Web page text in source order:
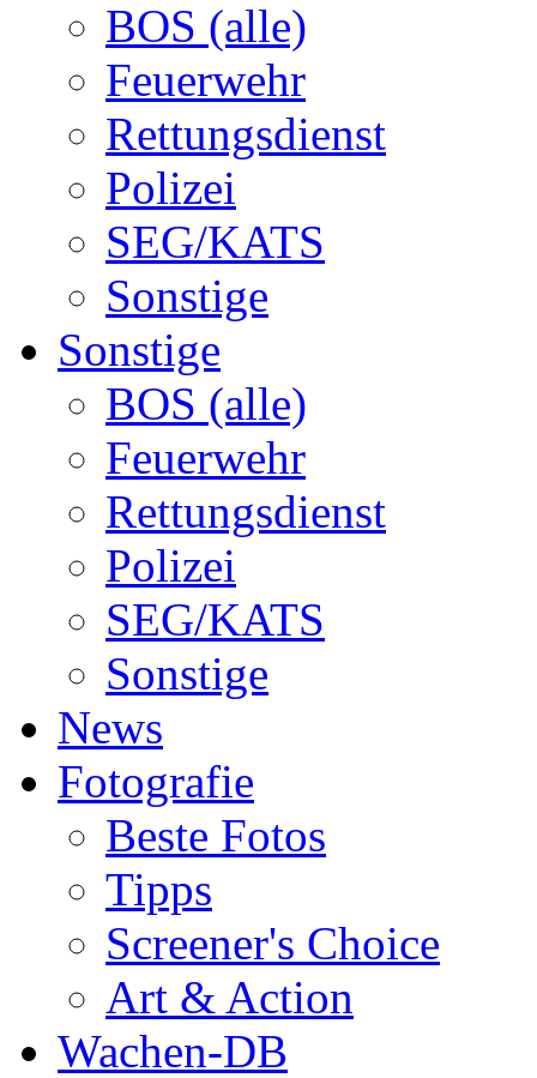
BOS (alle)
Feuerwehr
Rettungsdienst
Polizei
SEG/KATS
Sonstige
Sonstige
BOS (alle)
Feuerwehr
Rettungsdienst
Polizei
SEG/KATS
Sonstige
News
Fotografie
Beste Fotos
Tipps
Screener's Choice
Art & Action
Wachen-DB